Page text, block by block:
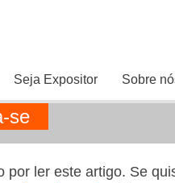
Seja Expositor Sobre
se
por ler este artigo. Se